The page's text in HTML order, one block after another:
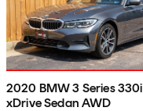
2020 BMW 3 Series 330i
xDrive Sedan AWD